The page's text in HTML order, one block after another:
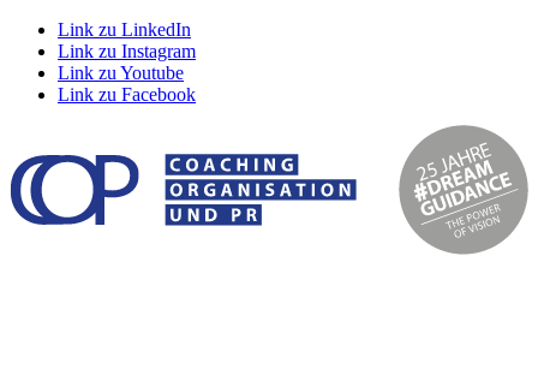
Link zu LinkedIn
Link zu Instagram
Link zu Youtube
Link zu Facebook